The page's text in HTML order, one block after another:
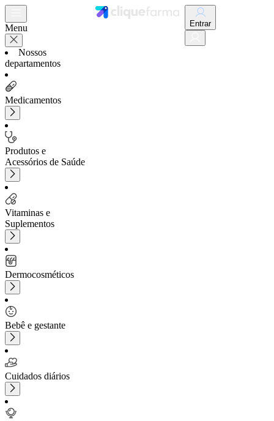
Menu
Nossos
departamentos
Medicamentos
Produtos e
Acessórios de Saúde
Vitaminas e
Suplementos
Dermocosméticos
Bebê e gestante
Cuidados diários
Entrar